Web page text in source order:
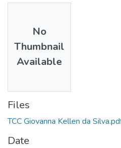
No
Thumbnail
Available
Files
TCC Giovanna Kellen da
Date